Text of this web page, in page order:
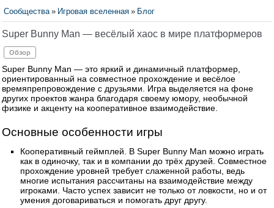
Сообщества » Игровая вселенная » Блог
Super Bunny Man — весёлый хаос в мире платформеров
Обзор
Super Bunny Man — это яркий и динамичный платформер,
ориентированный на совместное прохождение и весёлое
времяпрепровождение с друзьями. Игра выделяется на фоне
других проектов жанра благодаря своему юмору, необычной
физике и акценту на кооперативное взаимодействие.
Основные особенности игры
Кооперативный геймплей. В Super Bunny Man можно играть
как в одиночку, так и в компании до трёх друзей. Совместное
прохождение уровней требует слаженной работы, ведь
многие испытания рассчитаны на взаимодействие между
игроками. Часто успех зависит не только от ловкости, но и от
умения договариваться и помогать друг другу.